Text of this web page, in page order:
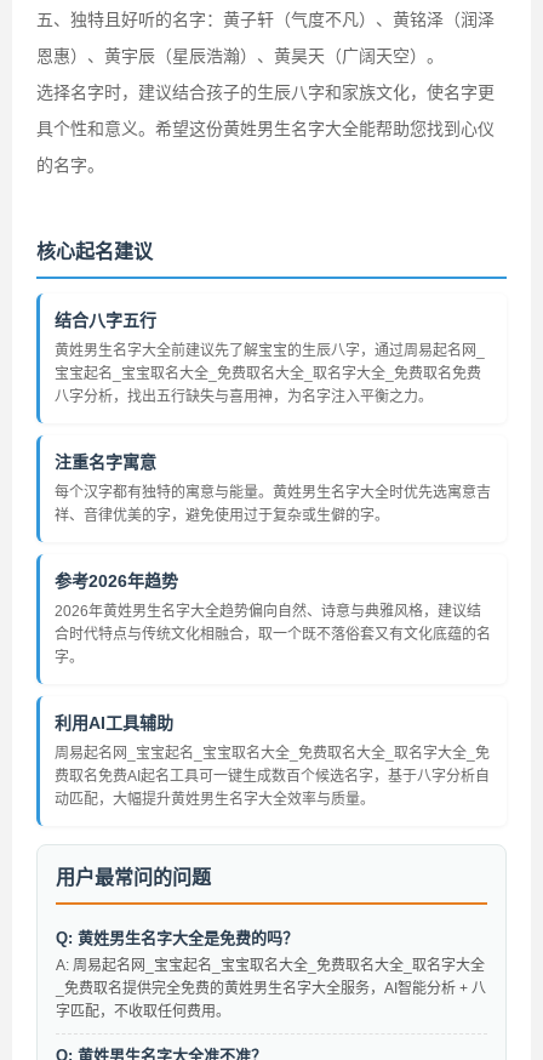
五、独特且好听的名字：黄子轩（气度不凡）、黄铭泽（润泽
恩惠）、黄宇辰（星辰浩瀚）、黄昊天（广阔天空）。
选择名字时，建议结合孩子的生辰八字和家族文化，使名字更
具个性和意义。希望这份黄姓男生名字大全能帮助您找到心仪
的名字。
核心起名建议
结合八字五行
黄姓男生名字大全前建议先了解宝宝的生辰八字，通过周易起名网_
宝宝起名_宝宝取名大全_免费取名大全_取名字大全_免费取名免费
八字分析，找出五行缺失与喜用神，为名字注入平衡之力。
注重名字寓意
每个汉字都有独特的寓意与能量。黄姓男生名字大全时优先选寓意吉
祥、音律优美的字，避免使用过于复杂或生僻的字。
参考2026年趋势
2026年黄姓男生名字大全趋势偏向自然、诗意与典雅风格，建议结
合时代特点与传统文化相融合，取一个既不落俗套又有文化底蕴的名
字。
利用AI工具辅助
周易起名网_宝宝起名_宝宝取名大全_免费取名大全_取名字大全_免
费取名免费AI起名工具可一键生成数百个候选名字，基于八字分析自
动匹配，大幅提升黄姓男生名字大全效率与质量。
用户最常问的问题
Q: 黄姓男生名字大全是免费的吗？
A: 周易起名网_宝宝起名_宝宝取名大全_免费取名大全_取名字大全
_免费取名提供完全免费的黄姓男生名字大全服务，AI智能分析 + 八
字匹配，不收取任何费用。
Q: 黄姓男生名字大全准不准？